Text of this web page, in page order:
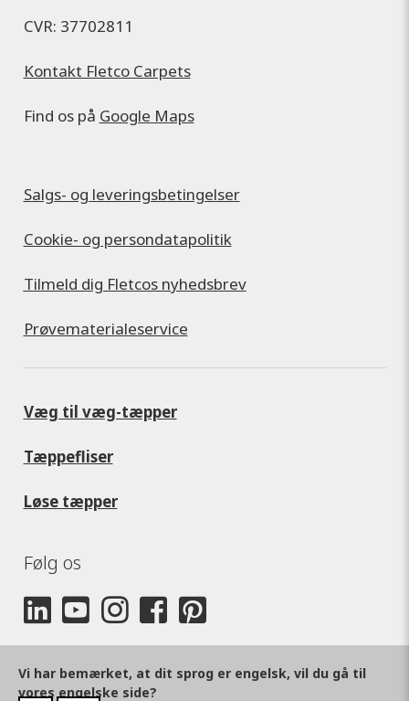
CVR: 37702811
Kontakt Fletco Carpets
Find os på Google Maps
Salgs- og leveringsbetingelser
Cookie- og persondatapolitik
Tilmeld dig Fletcos nyhedsbrev
Prøvematerialeservice
Væg til væg-tæpper
Tæppefliser
Løse tæpper
Følg os
Vi har bemærket, at dit sprog er engelsk, vil du gå til
vores engelske side?